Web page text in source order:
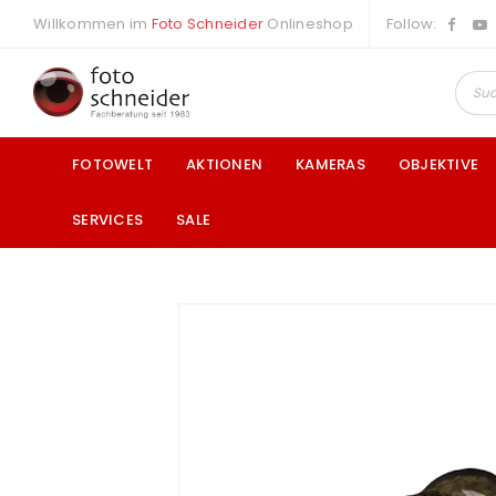
Willkommen im Foto Schneider Onlineshop Follow:
FOTOWELT AKTIONEN KAMERAS OBJEKTIVE
SERVICES SALE